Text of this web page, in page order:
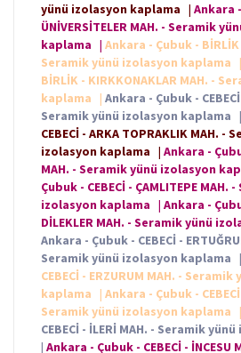
yünü izolasyon kaplama | Ankara
ÜNİVERSİTELER MAH. - Seramik
kaplama | Ankara - Çubuk - BİRLİK
Seramik yünü izolasyon kaplama
|
BİRLİK - KIRKKONAKLAR MAH. -
kaplama
| Ankara - Çubuk -
Seramik yünü izolasyon kaplama |
CEBECİ - ARKA TOPRAKLIK MAH. -
izolasyon kaplama | Ankara -
MAH. - Seramik yünü izolasyon
Çubuk - CEBECİ - ÇAMLITEPE MAH.
izolasyon kaplama | Ankara -
DİLEKLER MAH. - Seramik yünü
Ankara - Çubuk - CEBECİ -
Seramik yünü izolasyon kaplama |
CEBECİ - ERZURUM MAH. -
kaplama
| Ankara - Çubuk - CEBECİ
Seramik yünü izolasyon kaplama
|
CEBECİ - İLERİ MAH. - Seramik
| Ankara - Çubuk - CEBECİ -